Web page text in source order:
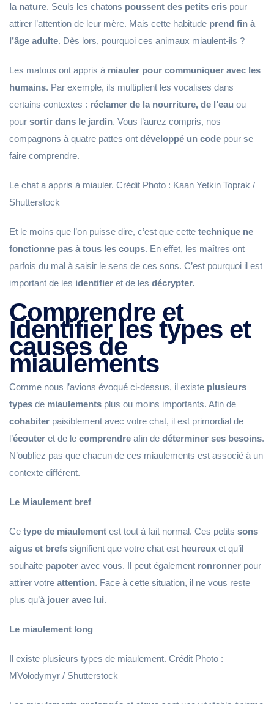
la nature. Seuls les chatons poussent des petits cris pour
attirer l’attention de leur mère. Mais cette habitude prend fin à
l’âge adulte. Dès lors, pourquoi ces animaux miaulent-ils ?
Les matous ont appris à miauler pour communiquer avec les
humains. Par exemple, ils multiplient les vocalises dans
certains contextes : réclamer de la nourriture, de l’eau ou
pour sortir dans le jardin. Vous l’aurez compris, nos
compagnons à quatre pattes ont développé un code pour se
faire comprendre.
Le chat a appris à miauler. Crédit Photo : Kaan Yetkin Toprak /
Shutterstock
Et le moins que l’on puisse dire, c’est que cette technique ne
fonctionne pas à tous les coups. En effet, les maîtres ont
parfois du mal à saisir le sens de ces sons. C’est pourquoi il est
important de les identifier et de les décrypter.
Comprendre et
Identifier les types et
causes de
miaulements
Comme nous l’avions évoqué ci-dessus, il existe plusieurs
types de miaulements plus ou moins importants. Afin de
cohabiter paisiblement avec votre chat, il est primordial de
l’écouter et de le comprendre afin de déterminer ses besoins.
N’oubliez pas que chacun de ces miaulements est associé à un
contexte différent.
Le Miaulement bref
Ce type de miaulement est tout à fait normal. Ces petits sons
aigus et brefs signifient que votre chat est heureux et qu’il
souhaite papoter avec vous. Il peut également ronronner pour
attirer votre attention. Face à cette situation, il ne vous reste
plus qu’à jouer avec lui.
Le miaulement long
Il existe plusieurs types de miaulement. Crédit Photo :
MVolodymyr / Shutterstock